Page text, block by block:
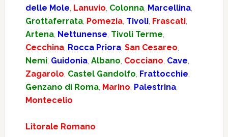
delle Mole, Lanuvio, Colonna, Marcellina,
Grottaferrata, Pomezia, Tivoli, Frascati,
Artena, Nettunense, Tivoli Terme,
Cecchina, Rocca Priora, San Cesareo,
Nemi, Guidonia, Albano, Cocciano, Cave,
Zagarolo, Castel Gandolfo, Frattocchie,
Genzano di Roma, Marino, Palestrina,
Montecelio
Litorale Romano